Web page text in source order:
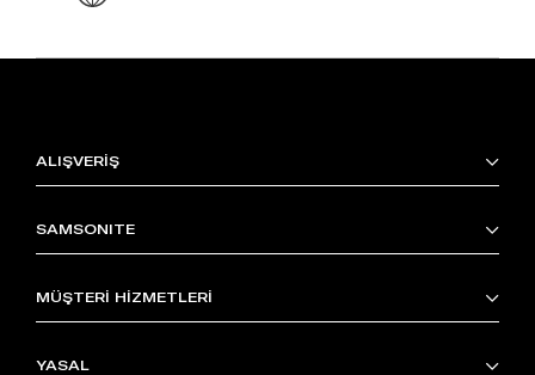
ALIŞVERİŞ
SAMSONITE
MÜŞTERİ HİZMETLERİ
YASAL